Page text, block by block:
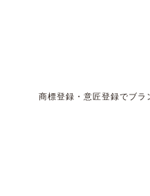
商標登録・意匠登録でブ